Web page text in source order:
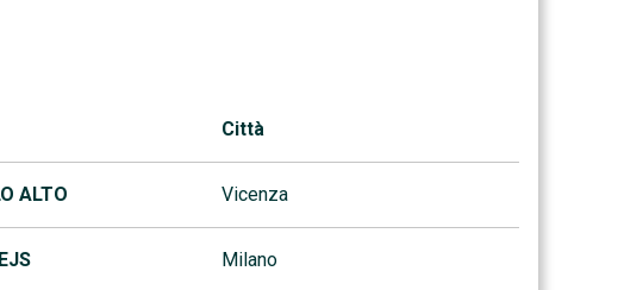
Città
ALTO Vicenza
Milano